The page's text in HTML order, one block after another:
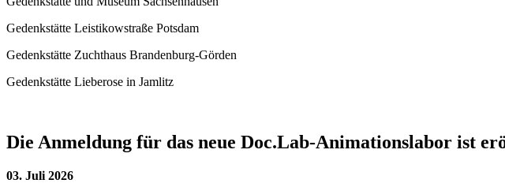
Gedenkstätte Leistikowstraße Potsdam
Gedenkstätte Zuchthaus Brandenburg-Görden
Gedenkstätte Lieberose in Jamlitz
Die Anmeldung für das neue Doc.Lab-Animationslabor ist
03. Juli 2026